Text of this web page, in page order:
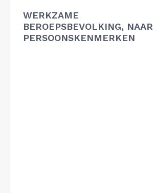
WERKZAME
BEROEPSBEVOLKING, NAAR
PERSOONSKENMERKEN